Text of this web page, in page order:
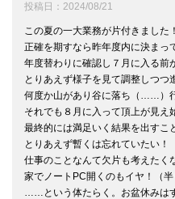
投稿日 2024/08/21
この夏の一大業務が片付きました
正確を期すなら昨年度内に決まっ
年度替わりに確認し７月に入る前
とりあえず様子を見て調整しつつ
何度か山があり谷に落ち（……）
それでも８月に入って頂上が見え
最終的には満足いく結果を出すこ
とりあえず暫くは忘れていたい！
仕事のことなんて欠片も考えたく
家でノートPC開くのもイヤ！（半
……という体たらく。お盆休みは